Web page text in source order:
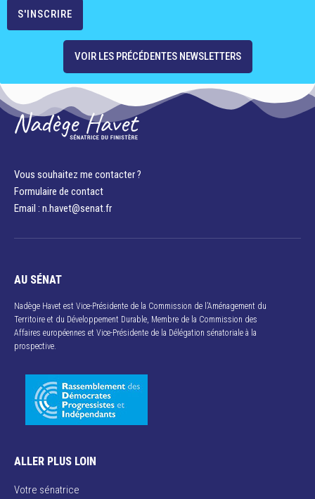
VOIR LES PRÉCÉDENTES NEWSLETTERS
Vous souhaitez me contacter ?
Formulaire de contact
Email : n.havet@senat.fr​
AU SÉNAT
Nadège Havet est Vice-Présidente de la Commission de l’Aménagement du
Territoire et du Développement Durable, Membre de la Commission des
Affaires européennes et Vice-Présidente de la Délégation sénatoriale à la
prospective.
ALLER PLUS LOIN
Votre sénatrice